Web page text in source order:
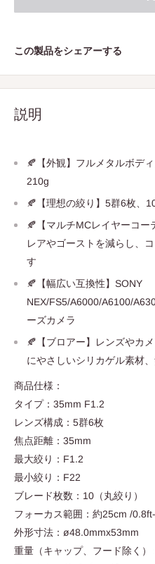
この製品をシェアーする
説明
🍂【外観】フルメタルボデ
210g
🍂【理想の絞り】5群6枚、
🍂【マルチMCレイヤーコ
レアやゴーストを減らし、
す
🍂【幅広い互換性】SONY
NEX/FS5/A6000/A6100/
ーズカメラ
🍂【ブロアー】レンズやカ
にやさしいシリカゲル素材
商品仕様：
タイプ：35mm F1.2
レンズ構成：5群6枚
焦点距離：35mm
最大絞り：F1.2
最小絞り：F22
ブレード枚数：10（丸絞り）
フォーカス範囲：約25cm /
外形寸法：ø48.0mmx53mm
重量（キャップ​​、フード除く）